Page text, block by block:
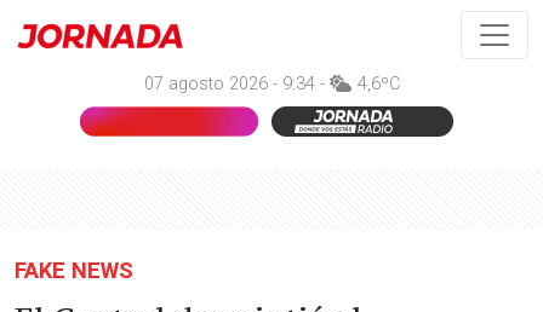
07 agosto 2026 - 9:34 - 4,6ºC
FAKE NEWS